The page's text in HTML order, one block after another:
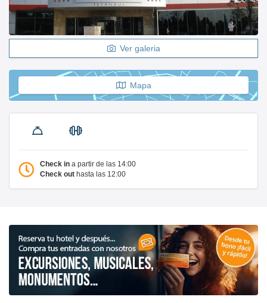
Ver galeria
Mapa
Check in a partir de las 14:00
Check out hasta las 12:00